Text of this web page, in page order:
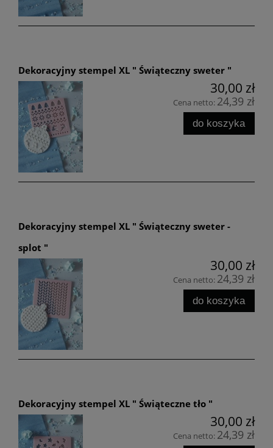
Dekoracyjny stempel XL " Świąteczny sweter "
30,00 zł
Cena netto: 24,39 zł
do koszyka
Dekoracyjny stempel XL " Świąteczny sweter -
splot "
30,00 zł
Cena netto: 24,39 zł
do koszyka
Dekoracyjny stempel XL " Świąteczne tło "
30,00 zł
Cena netto: 24,39 zł